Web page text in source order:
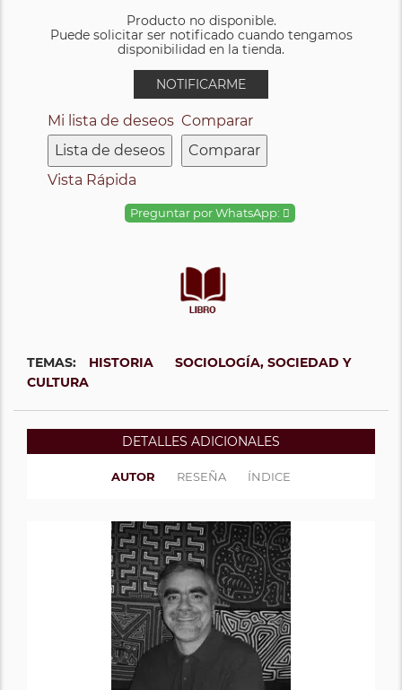
Producto no disponible.
Puede solicitar ser notificado cuando tengamos
disponibilidad en la tienda.
NOTIFICARME
Mi lista de deseos
Lista de deseos
Comparar
Comparar
Vista Rápida
Preguntar por WhatsApp:
TEMAS: HISTORIA
SOCIOLOGÍA, SOCIEDAD Y
CULTURA
DETALLES ADICIONALES
AUTOR RESEÑA ÍNDICE